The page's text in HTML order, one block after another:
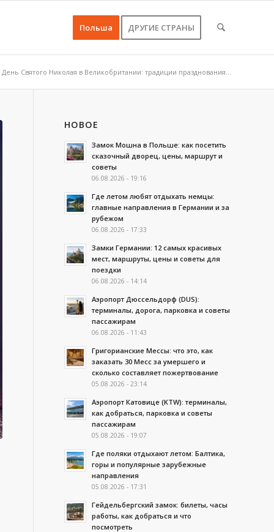
Польша ДРУГИЕ СТРАНЫ
День Святого Николая в Великобритании: традиции празднования...
НОВОЕ
Замок Мошна в Польше: как посетить
сказочный дворец, цены, маршрут и
советы
06.08.2026 - 19:16
Где летом любят отдыхать немцы:
главные направления в Германии и за
рубежом
06.08.2026 - 17:33
Замки Германии: 12 самых красивых
мест, маршруты, цены и советы для
поездки
06.08.2026 - 14:14
Аэропорт Дюссельдорф (DUS):
терминалы, дорога, парковка и советы
пассажирам
06.08.2026 - 11:43
Григорианские Мессы: что это, как
заказать 30 Месс за умершего и
сколько составляет пожертвование
05.08.2026 - 23:14
Аэропорт Катовице (KTW): терминалы,
как добраться, парковка и советы
пассажирам
05.08.2026 - 19:07
Где поляки отдыхают летом: Балтика,
горы и популярные зарубежные
направления
05.08.2026 - 17:31
Гейдельбергский замок: билеты, часы
работы, как добраться и что
посмотреть